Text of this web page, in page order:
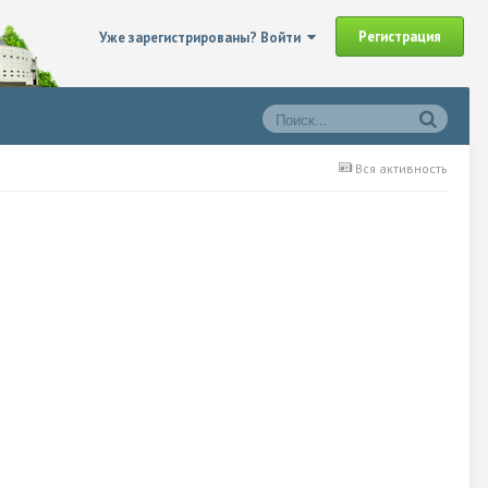
Уже зарегистрированы? Войти Регистрация
Вся активность